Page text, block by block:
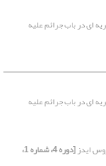
ای در باب جرائم علیه
ای در باب جرائم علیه
ایدز [دوره 4، شماره 1،